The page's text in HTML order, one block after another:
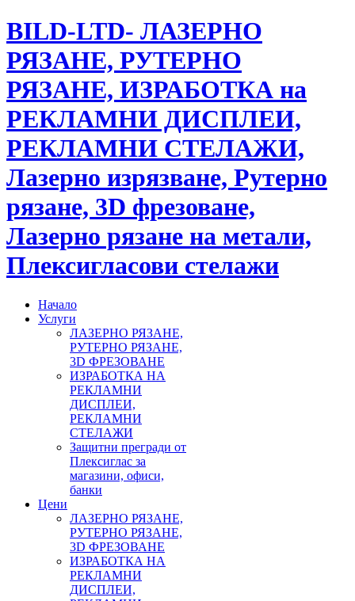
BILD-LTD- ЛАЗЕРНО
РЯЗАНЕ, РУТЕРНО
РЯЗАНЕ, ИЗРАБОТКА на
РЕКЛАМНИ ДИСПЛЕИ,
РЕКЛАМНИ СТЕЛАЖИ,
Лазерно изрязване, Рутерно
рязане, 3D фрезоване,
Лазерно рязане на метали,
Плексигласови стелажи
Начало
Услуги
ЛАЗЕРНО РЯЗАНЕ,
РУТЕРНО РЯЗАНЕ,
3D ФРЕЗОВАНЕ
ИЗРАБОТКА НА
РЕКЛАМНИ
ДИСПЛЕИ,
РЕКЛАМНИ
СТЕЛАЖИ
Защитни прегради от
Плексиглас за
магазини, офиси,
банки
Цени
ЛАЗЕРНО РЯЗАНЕ,
РУТЕРНО РЯЗАНЕ,
3D ФРЕЗОВАНЕ
ИЗРАБОТКА НА
РЕКЛАМНИ
ДИСПЛЕИ,